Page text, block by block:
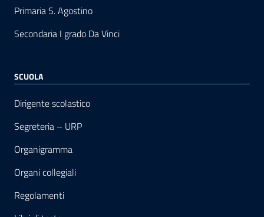
Primaria S. Agostino
Secondaria I grado Da Vinci
SCUOLA
Dirigente scolastico
Segreteria – URP
Organigramma
Organi collegiali
Regolamenti